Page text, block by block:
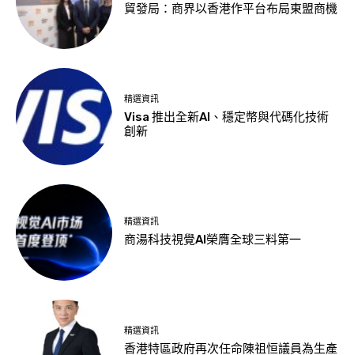
貿發局：商界以香港作平台布局東盟商機
精選資訊
Visa 推出全新AI、穩定幣與代碼化技術
創新
精選資訊
商湯科技視覺AI榮膺全球三料第一
精選資訊
香港特區政府再次任命陳祖恒議員為生產